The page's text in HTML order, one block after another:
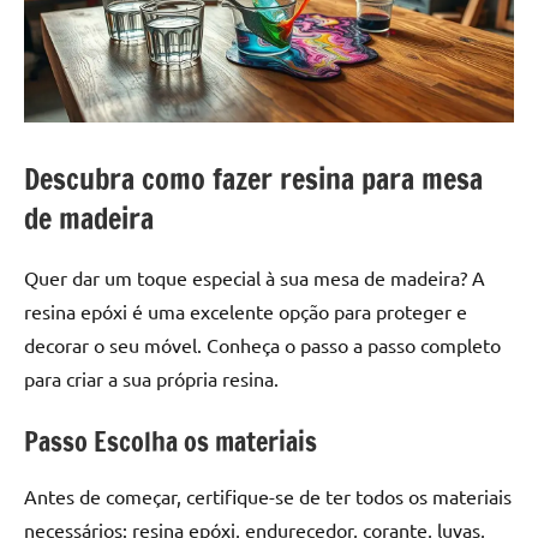
passo
criatividade
da
resina.
Explore
dicas
e
inspirações
mesa
de
madeira
de
incluindo
de
Descubra como fazer resina para mesa
de madeira
Quer dar um toque especial à sua mesa de madeira? A
resina epóxi é uma excelente opção para proteger e
decorar o seu móvel. Conheça o passo a passo completo
para criar a sua própria resina.
Passo Escolha os materiais
Antes de começar, certifique-se de ter todos os materiais
necessários: resina epóxi, endurecedor, corante, luvas,